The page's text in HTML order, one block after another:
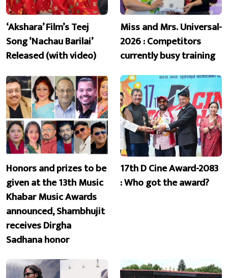
‘Akshara’ Film’s Teej
Song ‘Nachau Barilai’
Released (with video)
Miss and Mrs. Universal-
2026 : Competitors
currently busy training
Honors and prizes to be
given at the 13th Music
Khabar Music Awards
announced, Shambhujit
receives Dirgha
Sadhana honor
17th D Cine Award-2083
: Who got the award?